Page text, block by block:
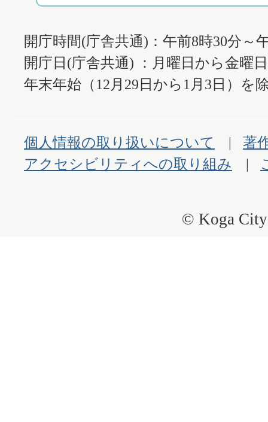
開庁時間(庁舎共通)：午前8時30分～
開庁日(庁舎共通) ：月曜日から金曜
年末年始（12月29日から1月3日）を
個人情報の取り扱いについて
著
アクセシビリティへの取り組み
© Koga City